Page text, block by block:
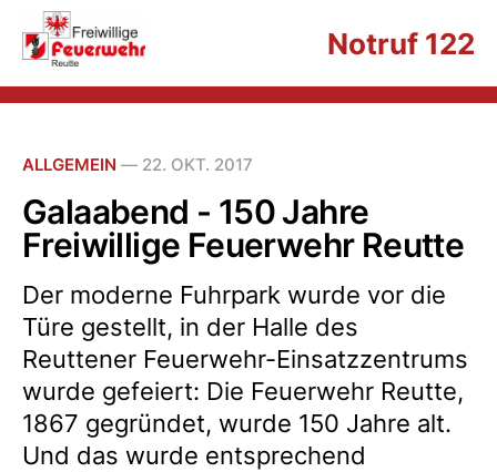
Notruf 122
ALLGEMEIN — 22. OKT. 2017
Galaabend - 150 Jahre
Freiwillige Feuerwehr Reutte
Der moderne Fuhrpark wurde vor die
Türe gestellt, in der Halle des
Reuttener Feuerwehr-Einsatzzentrums
wurde gefeiert: Die Feuerwehr Reutte,
1867 gegründet, wurde 150 Jahre alt.
Und das wurde entsprechend